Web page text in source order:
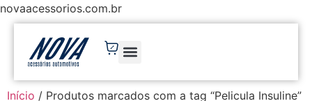
novaacessorios.com.br
Início / Produtos marcados com a tag “Pelicula Insuline”